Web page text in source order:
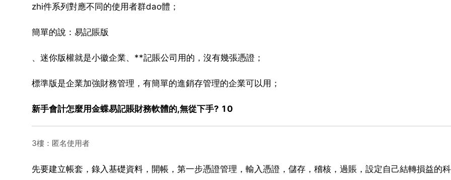
zhi件系列對應不同的使用者群dao體；
簡單的說：易記賬版
、迷你版權就是小徽企業、**記賬公司用的，沒有幾張憑證；
標準版是企業加強財務管理，有簡單的進銷存管理的企業可以用；
新手會計怎麼用金蝶易記賬財務軟體的,無從下手? 10
3樓：匿名使用者
先要建立帳套，錄入基礎資料，開帳，第一步憑證管理，輸入憑證，儲存，稽核，過賬，設定自己結轉損益的